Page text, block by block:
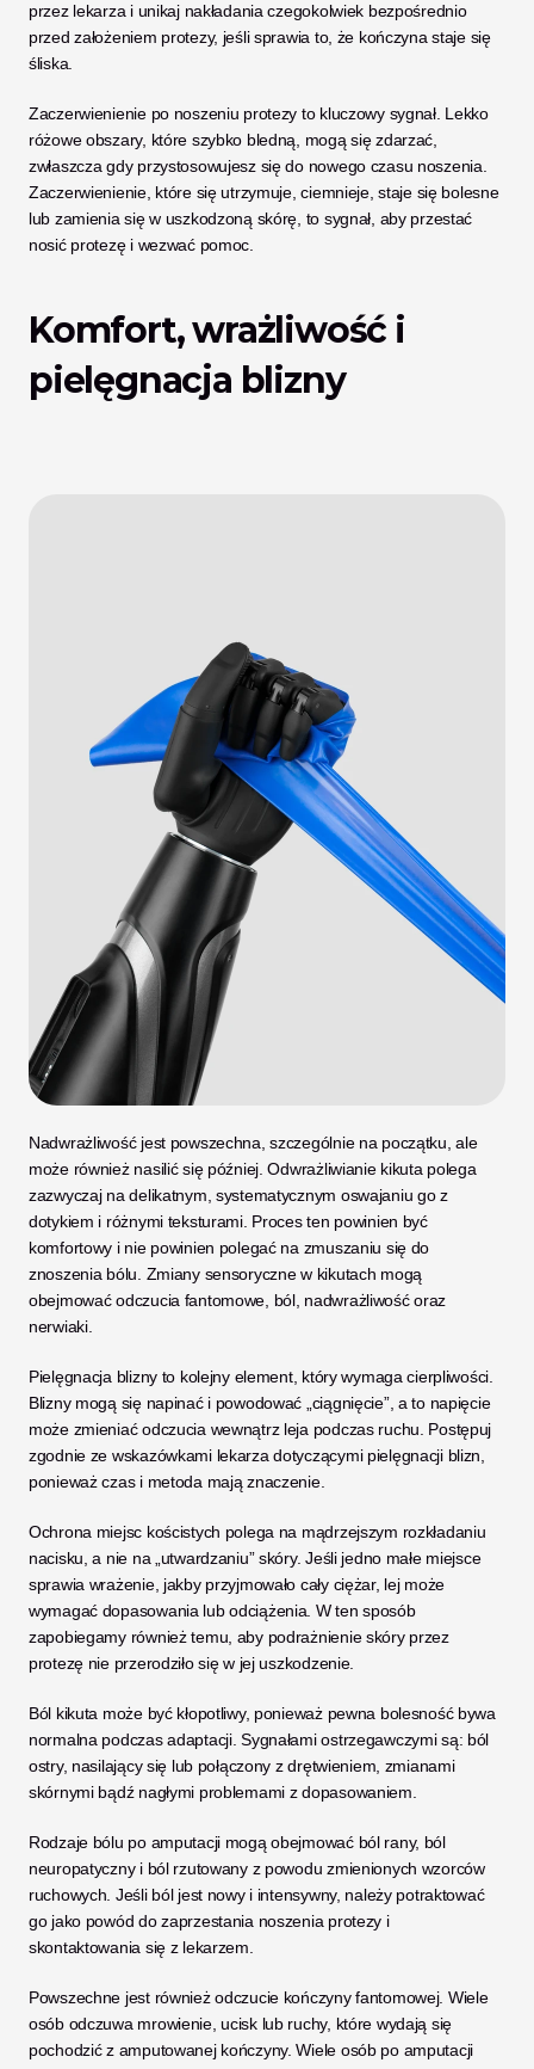
przez lekarza i unikaj nakładania czegokolwiek bezpośrednio
przed założeniem protezy, jeśli sprawia to, że kończyna staje się
śliska.
Zaczerwienienie po noszeniu protezy to kluczowy sygnał. Lekko
różowe obszary, które szybko bledną, mogą się zdarzać,
zwłaszcza gdy przystosowujesz się do nowego czasu noszenia.
Zaczerwienienie, które się utrzymuje, ciemnieje, staje się bolesne
lub zamienia się w uszkodzoną skórę, to sygnał, aby przestać
nosić protezę i wezwać pomoc.
Komfort, wrażliwość i
pielęgnacja blizny
Nadwrażliwość jest powszechna, szczególnie na początku, ale
może również nasilić się później. Odwrażliwianie kikuta polega
zazwyczaj na delikatnym, systematycznym oswajaniu go z
dotykiem i różnymi teksturami. Proces ten powinien być
komfortowy i nie powinien polegać na zmuszaniu się do
znoszenia bólu. Zmiany sensoryczne w kikutach mogą
obejmować odczucia fantomowe, ból, nadwrażliwość oraz
nerwiaki.
Pielęgnacja blizny to kolejny element, który wymaga cierpliwości.
Blizny mogą się napinać i powodować „ciągnięcie”, a to napięcie
może zmieniać odczucia wewnątrz leja podczas ruchu. Postępuj
zgodnie ze wskazówkami lekarza dotyczącymi pielęgnacji blizn,
ponieważ czas i metoda mają znaczenie.
Ochrona miejsc kościstych polega na mądrzejszym rozkładaniu
nacisku, a nie na „utwardzaniu” skóry. Jeśli jedno małe miejsce
sprawia wrażenie, jakby przyjmowało cały ciężar, lej może
wymagać dopasowania lub odciążenia. W ten sposób
zapobiegamy również temu, aby podrażnienie skóry przez
protezę nie przerodziło się w jej uszkodzenie.
Ból kikuta może być kłopotliwy, ponieważ pewna bolesność bywa
normalna podczas adaptacji. Sygnałami ostrzegawczymi są: ból
ostry, nasilający się lub połączony z drętwieniem, zmianami
skórnymi bądź nagłymi problemami z dopasowaniem.
Rodzaje bólu po amputacji mogą obejmować ból rany, ból
neuropatyczny i ból rzutowany z powodu zmienionych wzorców
ruchowych. Jeśli ból jest nowy i intensywny, należy potraktować
go jako powód do zaprzestania noszenia protezy i
skontaktowania się z lekarzem.
Powszechne jest również odczucie kończyny fantomowej. Wiele
osób odczuwa mrowienie, ucisk lub ruchy, które wydają się
pochodzić z amputowanej kończyny. Wiele osób po amputacji